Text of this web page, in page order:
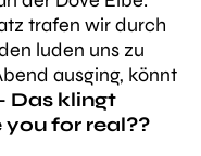
trafen wir durch
luden uns zu
ausging, könnt
Das klingt
for real??